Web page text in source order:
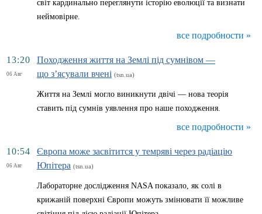
світ кардинально переглянути історію еволюції та визнати
неймовірне.
все подробности »
13:20
06 Авг
Походження життя на Землі під сумнівом —
що з’ясували вчені (tsn.ua)
Життя на Землі могло виникнути двічі — нова теорія
ставить під сумнів уявлення про наше походження.
все подробности »
10:54
06 Авг
Європа може засвітится у темряві через радіацію
Юпітера (tsn.ua)
Лабораторне дослідження NASA показало, як солі в
крижаній поверхні Європи можуть змінювати її можливе